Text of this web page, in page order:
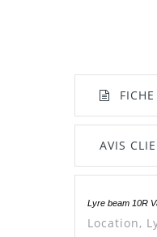
AVIS
Manuel
Lyre beam 10R
Location,